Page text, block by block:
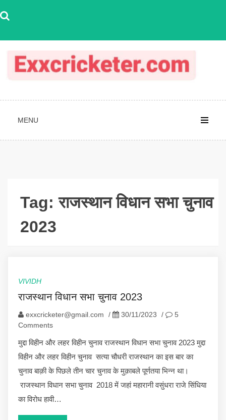
to
MENU
Tag:राजस्थान विधान सभा चुनाव
2023
VIVIDH
राजस्थान विधान सभा चुनाव 2023
exxcricketer@gmail.com / 30/11/2023 /
5
Comments
मुद्दा विहीन और लहर विहीन चुनाव राजस्थान विधान सभा चुनाव 2023 मुद्दा
विहीन और लहर विहीन चुनाव सत्या चौधरी राजस्थान का इस बार का
चुनाव बाक़ी के पिछले तीन चार चुनाव के मुक़ाबले पूर्णतया भिन्न था।
राजस्थान विधान सभा चुनाव 2018 में जहां महारानी वसुंधरा राजे सिंधिया
का विरोध हावी…